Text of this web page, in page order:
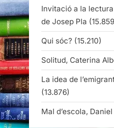
Invitació a la lectura
de Josep Pla
Qui sóc? (15.210)
Solitud, Caterina
La idea de
(13.876)
Mal d’escola,